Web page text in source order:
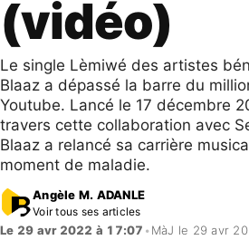
(vidéo)
Le single Lèmiwé des artistes
Blaaz a dépassé la barre du
Youtube. Lancé le 17 décembre
travers cette collaboration avec
Blaaz a relancé sa carrière
moment de maladie.
Angèle M. ADANLE
Voir tous ses articles
Le 29 avr 2022 à 17:07 • MàJ le 29 avr